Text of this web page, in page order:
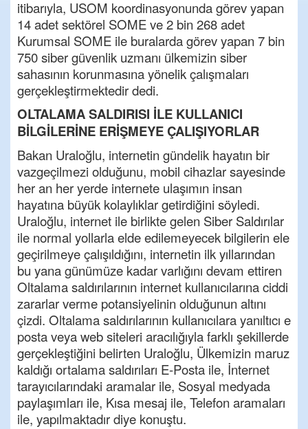
itibarıyla, USOM koordinasyonunda görev yapan
14 adet sektörel SOME ve 2 bin 268 adet
Kurumsal SOME ile buralarda görev yapan 7 bin
750 siber güvenlik uzmanı ülkemizin siber
sahasının korunmasına yönelik çalışmaları
gerçekleştirmektedir dedi.
OLTALAMA SALDIRISI İLE KULLANICI
BİLGİLERİNE ERİŞMEYE ÇALIŞIYORLAR
Bakan Uraloğlu, internetin gündelik hayatın bir
vazgeçilmezi olduğunu, mobil cihazlar sayesinde
her an her yerde internete ulaşımın insan
hayatına büyük kolaylıklar getirdiğini söyledi.
Uraloğlu, internet ile birlikte gelen Siber Saldırılar
ile normal yollarla elde edilemeyecek bilgilerin ele
geçirilmeye çalışıldığını, internetin ilk yıllarından
bu yana günümüze kadar varlığını devam ettiren
Oltalama saldırılarının internet kullanıcılarına ciddi
zararlar verme potansiyelinin olduğunun altını
çizdi. Oltalama saldırılarının kullanıcılara yanıltıcı e
posta veya web siteleri aracılığıyla farklı şekillerde
gerçekleştiğini belirten Uraloğlu, Ülkemizin maruz
kaldığı ortalama saldırıları E-Posta ile, İnternet
tarayıcılarındaki aramalar ile, Sosyal medyada
paylaşımları ile, Kısa mesaj ile, Telefon aramaları
ile, yapılmaktadır diye konuştu.